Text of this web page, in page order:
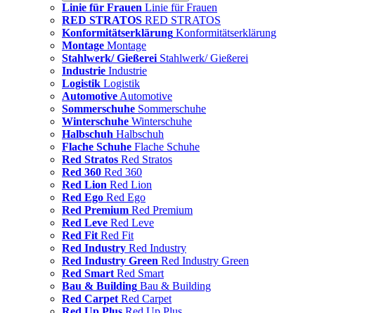
Linie für Frauen Linie für Frauen
RED STRATOS RED STRATOS
Konformitätserklärung Konformitätserklärung
Montage Montage
Stahlwerk/ Gießerei Stahlwerk/ Gießerei
Industrie Industrie
Logistik Logistik
Automotive Automotive
Sommerschuhe Sommerschuhe
Winterschuhe Winterschuhe
Halbschuh Halbschuh
Flache Schuhe Flache Schuhe
Red Stratos Red Stratos
Red 360 Red 360
Red Lion Red Lion
Red Ego Red Ego
Red Premium Red Premium
Red Leve Red Leve
Red Fit Red Fit
Red Industry Red Industry
Red Industry Green Red Industry Green
Red Smart Red Smart
Bau & Building Bau & Building
Red Carpet Red Carpet